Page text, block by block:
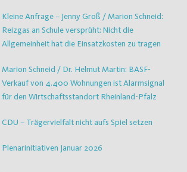
Kleine Anfrage – Jenny Groß / Marion Schneid:
Reizgas an Schule versprüht: Nicht die
Allgemeinheit hat die Einsatzkosten zu tragen
Marion Schneid / Dr. Helmut Martin: BASF-
Verkauf von 4.400 Wohnungen ist Alarmsignal
für den Wirtschaftsstandort Rheinland-Pfalz
CDU – Trägervielfalt nicht aufs Spiel setzen
Plenarinitiativen Januar 2026